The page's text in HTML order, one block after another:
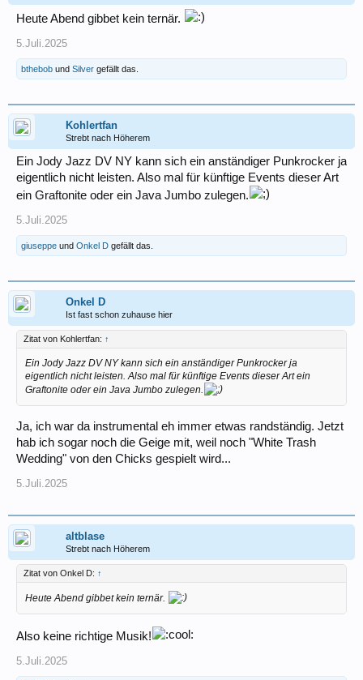
Heute Abend gibbet kein ternär.
5.Juli.2025
bthebob und Silver gefällt das.
Kohlertfan
Strebt nach Höherem
Ein Jody Jazz DV NY kann sich ein anständiger Punkrocker ja
eigentlich nicht leisten. Also mal für künftige Events dieser Art
ein Graftonite oder ein Java Jumbo zulegen.
5.Juli.2025
giuseppe und Onkel D gefällt das.
Onkel D
Ist fast schon zuhause hier
Zitat von Kohlertfan: ↑
Ein Jody Jazz DV NY kann sich ein anständiger Punkrocker ja
eigentlich nicht leisten. Also mal für künftige Events dieser Art ein
Graftonite oder ein Java Jumbo zulegen.
Ja, ich war da instrumental eh immer etwas randständig. Jetzt
hab ich sogar noch die Geige mit, weil noch "White Trash
Wedding" von den Chicks gespielt wird...
5.Juli.2025
altblase
Strebt nach Höherem
Zitat von Onkel D: ↑
Heute Abend gibbet kein ternär.
Also keine richtige Musik!
5.Juli.2025